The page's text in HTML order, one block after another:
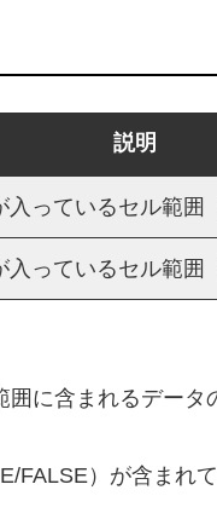
説明
っているセル範囲
っているセル範囲
に含まれるデー
FALSE）が含まれ